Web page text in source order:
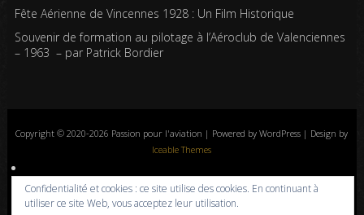
Fête Aérienne de Vincennes 1928 : Un Film Historique
Souvenir de formation au pilotage à l’Aéroclub de Valenciennes
– 1963 – par Patrick Bordier
Copyright © 2020-2026 Passion pour l'aviation | Powered by WordPress | Design by
Iceable Themes
Accueil Blog Albums photos Histoires de l’aviation
Contrôle aérien
Livres
Liens Contact Politique de confidentialité
Confidentialité et cookies : ce site utilise des cookies. En continuant à
utiliser ce site Web, vous acceptez leur utilisation.